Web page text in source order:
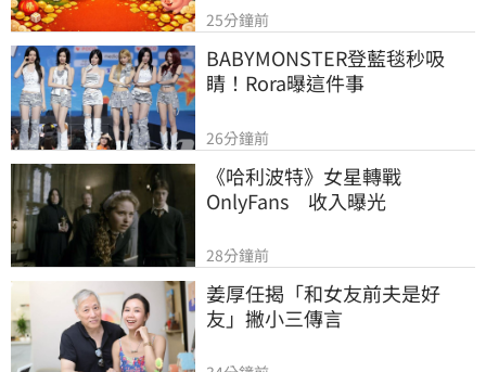
25分鐘前
BABYMONSTER登藍毯秒吸
睛！Rora曝這件事
26分鐘前
《哈利波特》女星轉戰
OnlyFans　收入曝光
28分鐘前
姜厚任揭「和女友前夫是好
友」撇小三傳言